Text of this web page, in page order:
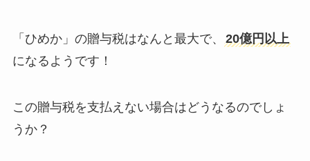
「ひめか」の贈与税はなんと最大で、
20億円以上
になるようです！
この贈与税を支払えない場合はどうなるのでしょ
うか？